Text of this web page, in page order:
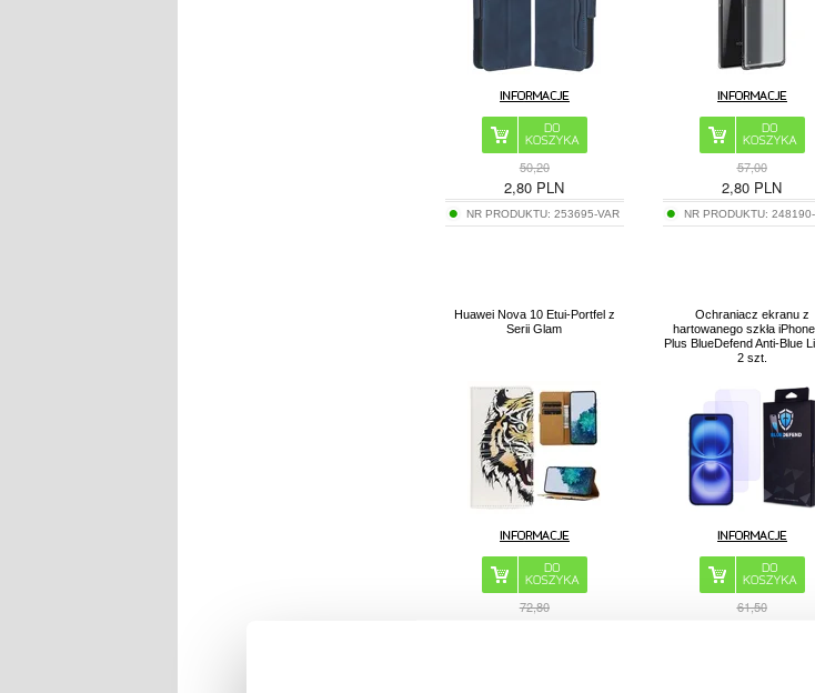
50,20
2,80 PLN
NR PRODUKTU: 253695-VAR
57,00
2,80 PLN
NR PRODUKTU:
Huawei Nova 10 Etui-Portfel z
Serii Glam
72,80
Ochraniacz ekranu z
hartowanego szkła
Plus BlueDefend Anti-Blue
2 szt.
61,50